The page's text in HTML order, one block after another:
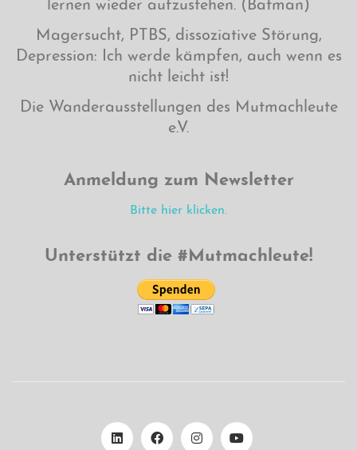
lernen wieder aufzustehen. (Batman)
Magersucht, PTBS, dissoziative Störung,
Depression: Ich werde kämpfen, auch wenn es
nicht leicht ist!
Die Wanderausstellungen des Mutmachleute
e.V.
Anmeldung zum Newsletter
Bitte hier klicken.
Unterstützt die #Mutmachleute!